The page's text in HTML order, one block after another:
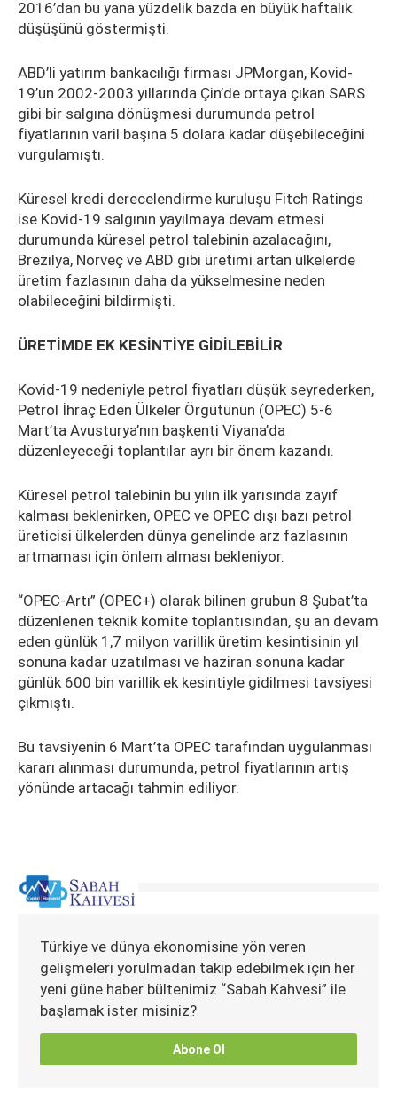
2016’dan bu yana yüzdelik bazda en büyük haftalık
düşüşünü göstermişti.
ABD’li yatırım bankacılığı firması JPMorgan, Kovid-
19’un 2002-2003 yıllarında Çin’de ortaya çıkan SARS
gibi bir salgına dönüşmesi durumunda petrol
fiyatlarının varil başına 5 dolara kadar düşebileceğini
vurgulamıştı.
Küresel kredi derecelendirme kuruluşu Fitch Ratings
ise Kovid-19 salgının yayılmaya devam etmesi
durumunda küresel petrol talebinin azalacağını,
Brezilya, Norveç ve ABD gibi üretimi artan ülkelerde
üretim fazlasının daha da yükselmesine neden
olabileceğini bildirmişti.
ÜRETİMDE EK KESİNTİYE GİDİLEBİLİR
Kovid-19 nedeniyle petrol fiyatları düşük seyrederken,
Petrol İhraç Eden Ülkeler Örgütünün (OPEC) 5-6
Mart’ta Avusturya’nın başkenti Viyana’da
düzenleyeceği toplantılar ayrı bir önem kazandı.
Küresel petrol talebinin bu yılın ilk yarısında zayıf
kalması beklenirken, OPEC ve OPEC dışı bazı petrol
üreticisi ülkelerden dünya genelinde arz fazlasının
artmaması için önlem alması bekleniyor.
“OPEC-Artı” (OPEC+) olarak bilinen grubun 8 Şubat’ta
düzenlenen teknik komite toplantısından, şu an devam
eden günlük 1,7 milyon varillik üretim kesintisinin yıl
sonuna kadar uzatılması ve haziran sonuna kadar
günlük 600 bin varillik ek kesintiyle gidilmesi tavsiyesi
çıkmıştı.
Bu tavsiyenin 6 Mart’ta OPEC tarafından uygulanması
kararı alınması durumunda, petrol fiyatlarının artış
yönünde artacağı tahmin ediliyor.
Türkiye ve dünya ekonomisine yön veren
gelişmeleri yorulmadan takip edebilmek için her
yeni güne haber bültenimiz “Sabah Kahvesi” ile
başlamak ister misiniz?
Abone Ol